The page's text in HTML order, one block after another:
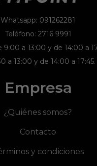
Whatsapp: 091262281
Teléfono: 2716 9991
9:00 a 13:00 y de 14:00 a
a 13:00 y de 14:00 a 17:45.
Empresa
¿Quiénes somos?
Contacto
y condiciones